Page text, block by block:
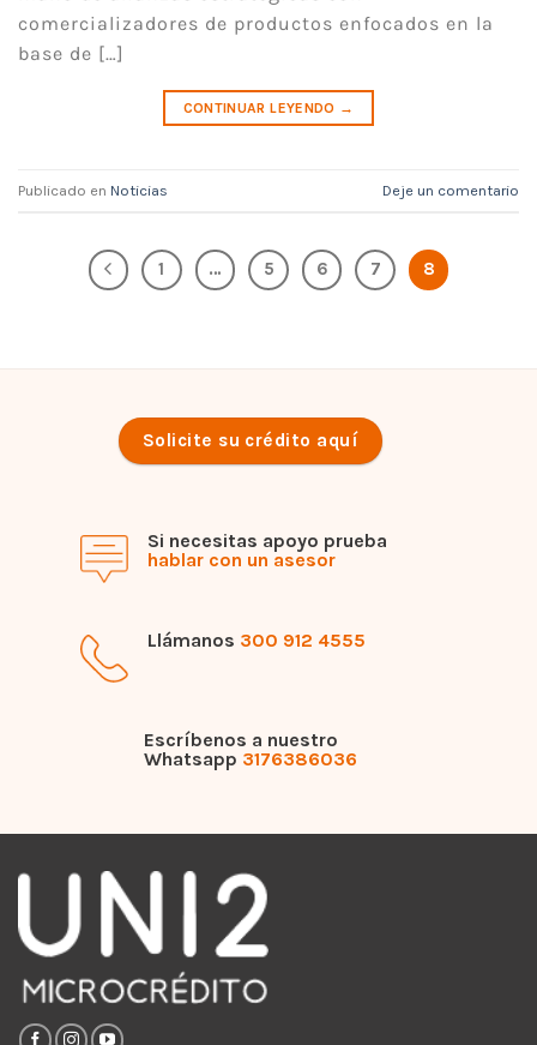
comercializadores de productos enfocados en la
base de […]
CONTINUAR LEYENDO →
Publicado en Noticias Deje un comentario
1 … 5 6 7 8
Solicite su crédito aquí
Si necesitas apoyo prueba
hablar con un asesor
Llámanos 300 912 4555
Escríbenos a nuestro
Whatsapp 3176386036